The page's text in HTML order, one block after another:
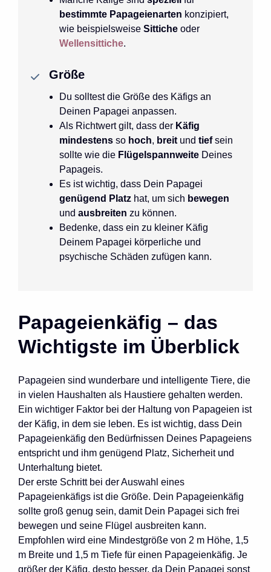
bestimmte Papageienarten konzipiert,
wie beispielsweise Sittiche oder
Wellensittiche.
Größe
Du solltest die Größe des Käfigs an
Deinen Papagei anpassen.
Als Richtwert gilt, dass der Käfig
mindestens so hoch, breit und tiefsein
sollte wie die Flügelspannweite Deines
Papageis.
Es ist wichtig, dass Dein Papagei
genügend Platz hat, um sich bewegen
und ausbreiten zu können.
Bedenke, dass ein zu kleiner Käfig
Deinem Papagei körperliche und
psychische Schäden zufügen kann.
Papageienkäfig – das
Wichtigste im Überblick
Papageien sind wunderbare und intelligente Tiere, die
in vielen Haushalten als Haustiere gehalten werden.
Ein wichtiger Faktor bei der Haltung von Papageien ist
der Käfig, in dem sie leben. Es ist wichtig, dass Dein
Papageienkäfig den Bedürfnissen Deines Papageiens
entspricht und ihm genügend Platz, Sicherheit und
Unterhaltung bietet.
Der erste Schritt bei der Auswahl eines
Papageienkäfigs ist die Größe. Dein Papageienkäfig
sollte groß genug sein, damit Dein Papagei sich frei
bewegen und seine Flügel ausbreiten kann.
Empfohlen wird eine Mindestgröße von 2 m Höhe, 1,5
m Breite und 1,5 m Tiefe für einen Papageienkäfig. Je
größer der Käfig, desto besser, da Dein Papagei sonst